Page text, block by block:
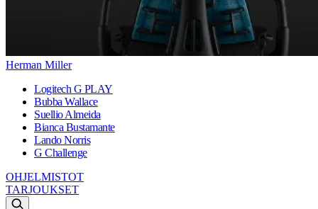
Herman Miller
Logitech G PLAY
Bubba Wallace
Suellio Almeida
Bianca Bustamante
Lando Norris
G Challenge
OHJELMISTOT
TARJOUKSET